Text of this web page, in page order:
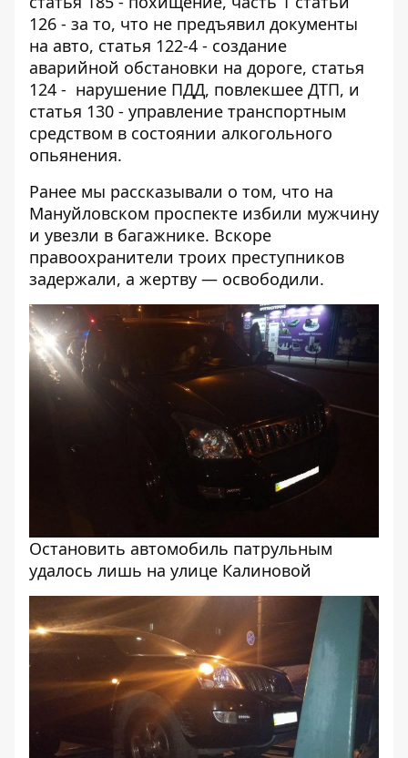
126 - за то, что не предъявил документы
на авто, статья 122-4 - создание
аварийной обстановки на дороге, статья
124 - нарушение ПДД, повлекшее ДТП, и
статья 130 - управление транспортным
средством в состоянии алкогольного
опьянения.
Ранее мы рассказывали о том, что на
Мануйловском проспекте избили мужчину
и увезли в багажнике. Вскоре
правоохранители троих преступников
задержали, а жертву — освободили.
Остановить автомобиль патрульным
удалось лишь на улице Калиновой